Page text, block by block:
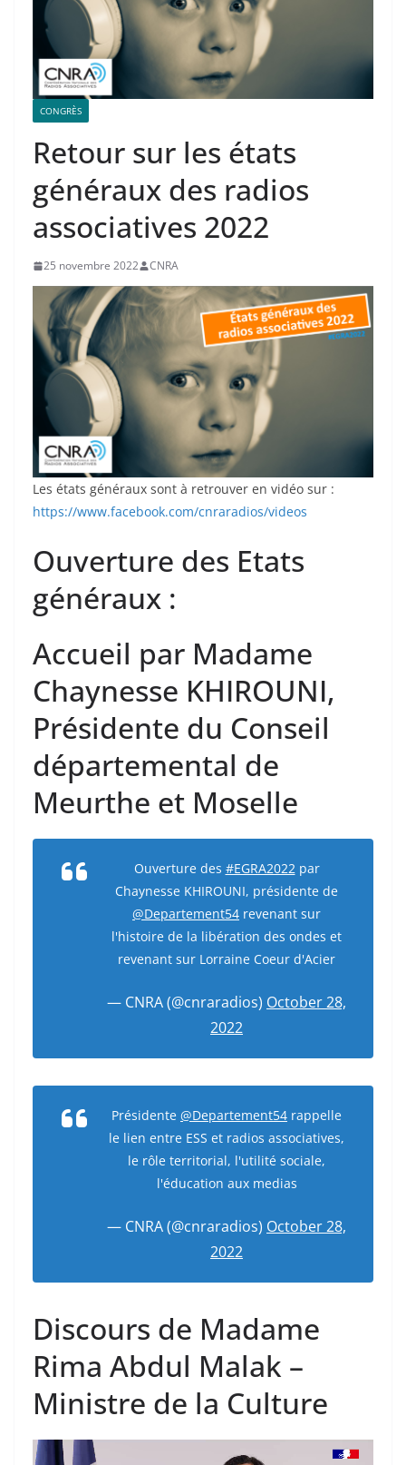
CONGRÈS
Retour sur les états
généraux des radios
associatives 2022
25 novembre 2022 CNRA
Les états généraux sont à retrouver en vidéo sur :
https://www.facebook.com/cnraradios/videos
Ouverture des Etats
généraux :
Accueil par Madame
Chaynesse KHIROUNI,
Présidente du Conseil
départemental de
Meurthe et Moselle
Ouverture des #EGRA2022par
Chaynesse KHIROUNI, présidente de
@Departement54 revenant sur
l'histoire de la libération des ondes et
revenant sur Lorraine Coeur d'Acier
— CNRA (@cnraradios) October 28,
2022
Présidente @Departement54 rappelle
le lien entre ESS et radios associatives,
le rôle territorial, l'utilité sociale,
l'éducation aux medias
— CNRA (@cnraradios) October 28,
2022
Discours de Madame
Rima Abdul Malak –
Ministre de la Culture